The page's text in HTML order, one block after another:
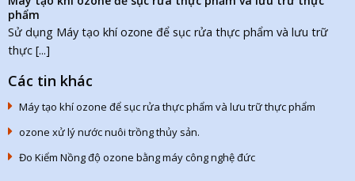
phẩm
Sử dụng Máy tạo khí ozone để sục rửa thực phẩm và lưu trữ
thực [...]
Các tin khác
Máy tạo khí ozone để sục rửa thực phẩm và lưu trữ thực phẩm
ozone xử lý nước nuôi trồng thủy sản.
Đo Kiểm Nồng độ ozone bằng máy công nghệ đức